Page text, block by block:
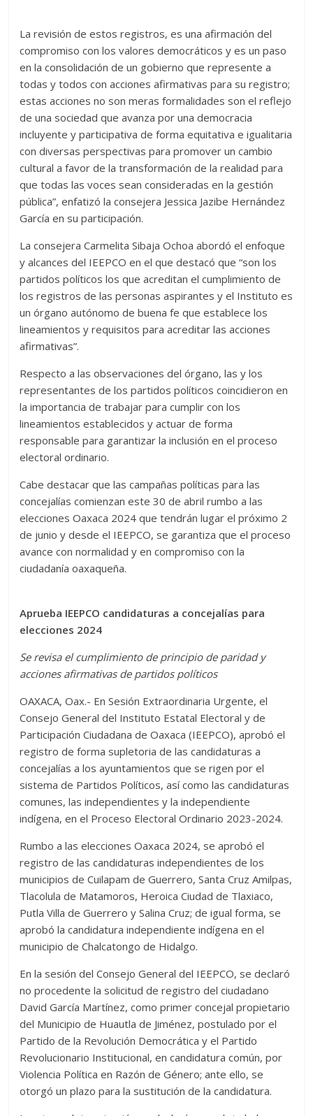
La revisión de estos registros, es una afirmación del
compromiso con los valores democráticos y es un paso
en la consolidación de un gobierno que represente a
todas y todos con acciones afirmativas para su registro;
estas acciones no son meras formalidades son el reflejo
de una sociedad que avanza por una democracia
incluyente y participativa de forma equitativa e igualitaria
con diversas perspectivas para promover un cambio
cultural a favor de la transformación de la realidad para
que todas las voces sean consideradas en la gestión
pública”, enfatizó la consejera Jessica Jazibe Hernández
García en su participación.
La consejera Carmelita Sibaja Ochoa abordó el enfoque
y alcances del IEEPCO en el que destacó que “son los
partidos políticos los que acreditan el cumplimiento de
los registros de las personas aspirantes y el Instituto es
un órgano autónomo de buena fe que establece los
lineamientos y requisitos para acreditar las acciones
afirmativas”.
Respecto a las observaciones del órgano, las y los
representantes de los partidos políticos coincidieron en
la importancia de trabajar para cumplir con los
lineamientos establecidos y actuar de forma
responsable para garantizar la inclusión en el proceso
electoral ordinario.
Cabe destacar que las campañas políticas para las
concejalías comienzan este 30 de abril rumbo a las
elecciones Oaxaca 2024 que tendrán lugar el próximo 2
de junio y desde el IEEPCO, se garantiza que el proceso
avance con normalidad y en compromiso con la
ciudadanía oaxaqueña.
Aprueba IEEPCO candidaturas a concejalías para
elecciones 2024
Se revisa el cumplimiento de principio de paridad y
acciones afirmativas de partidos políticos
OAXACA, Oax.- En Sesión Extraordinaria Urgente, el
Consejo General del Instituto Estatal Electoral y de
Participación Ciudadana de Oaxaca (IEEPCO), aprobó el
registro de forma supletoria de las candidaturas a
concejalías a los ayuntamientos que se rigen por el
sistema de Partidos Políticos, así como las candidaturas
comunes, las independientes y la independiente
indígena, en el Proceso Electoral Ordinario 2023-2024.
Rumbo a las elecciones Oaxaca 2024, se aprobó el
registro de las candidaturas independientes de los
municipios de Cuilapam de Guerrero, Santa Cruz Amilpas,
Tlacolula de Matamoros, Heroica Ciudad de Tlaxiaco,
Putla Villa de Guerrero y Salina Cruz; de igual forma, se
aprobó la candidatura independiente indígena en el
municipio de Chalcatongo de Hidalgo.
En la sesión del Consejo General del IEEPCO, se declaró
no procedente la solicitud de registro del ciudadano
David García Martínez, como primer concejal propietario
del Municipio de Huautla de Jiménez, postulado por el
Partido de la Revolución Democrática y el Partido
Revolucionario Institucional, en candidatura común, por
Violencia Política en Razón de Género; ante ello, se
otorgó un plazo para la sustitución de la candidatura.